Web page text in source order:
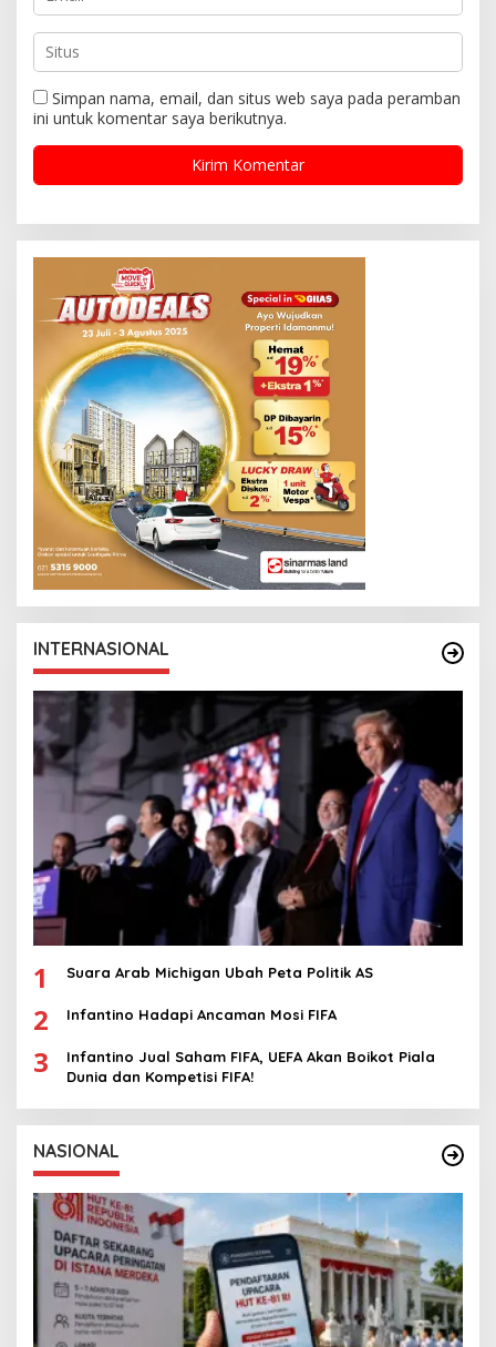
Simpan nama, email, dan situs web saya pada peramban
ini untuk komentar saya berikutnya.
INTERNASIONAL
1 Suara Arab Michigan Ubah Peta Politik AS
2 Infantino Hadapi Ancaman Mosi FIFA
3
Infantino Jual Saham FIFA, UEFA Akan Boikot Piala
Dunia dan Kompetisi FIFA!
NASIONAL